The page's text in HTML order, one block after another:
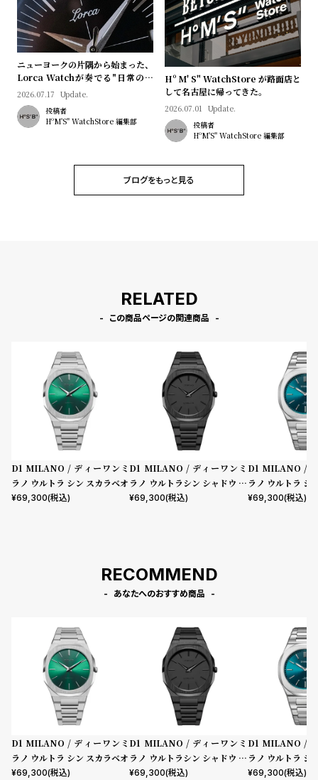
ニューヨークの片隅から始まった、
Lorca Watchが奏でる"日常のロ
マン"｜Brand Picks #08
2026.07.17 Update.
投稿者
HºM'S" WatchStore 編集部
Hº M' S" WatchStore が路面店と
して名古屋に帰ってきた。
2026.07.01 Update.
投稿者
HºM'S" WatchStore 編集部
ブログをもっと見る
RELATED
この商品ページの関連商品
D1 MILANO / ディーワンミ
ラノ ウルトラ シン スカラベオ
¥69,300(税込)
D1 MILANO / ディーワンミ
ラノ ウルトラシン シャドウ プ
ロジェクトシャドウ
¥69,300(税込)
D1 MILANO /
ラノ ウルトラ シ
ー グリーン
¥69,300(税込)
RECOMMEND
あなたへのおすすめ商品
D1 MILANO / ディーワンミ
ラノ ウルトラ シン スカラベオ
¥69,300(税込)
D1 MILANO / ディーワンミ
ラノ ウルトラシン シャドウ プ
ロジェクトシャドウ
¥69,300(税込)
D1 MILANO /
ラノ ウルトラ シ
ー グリーン
¥69,300(税込)